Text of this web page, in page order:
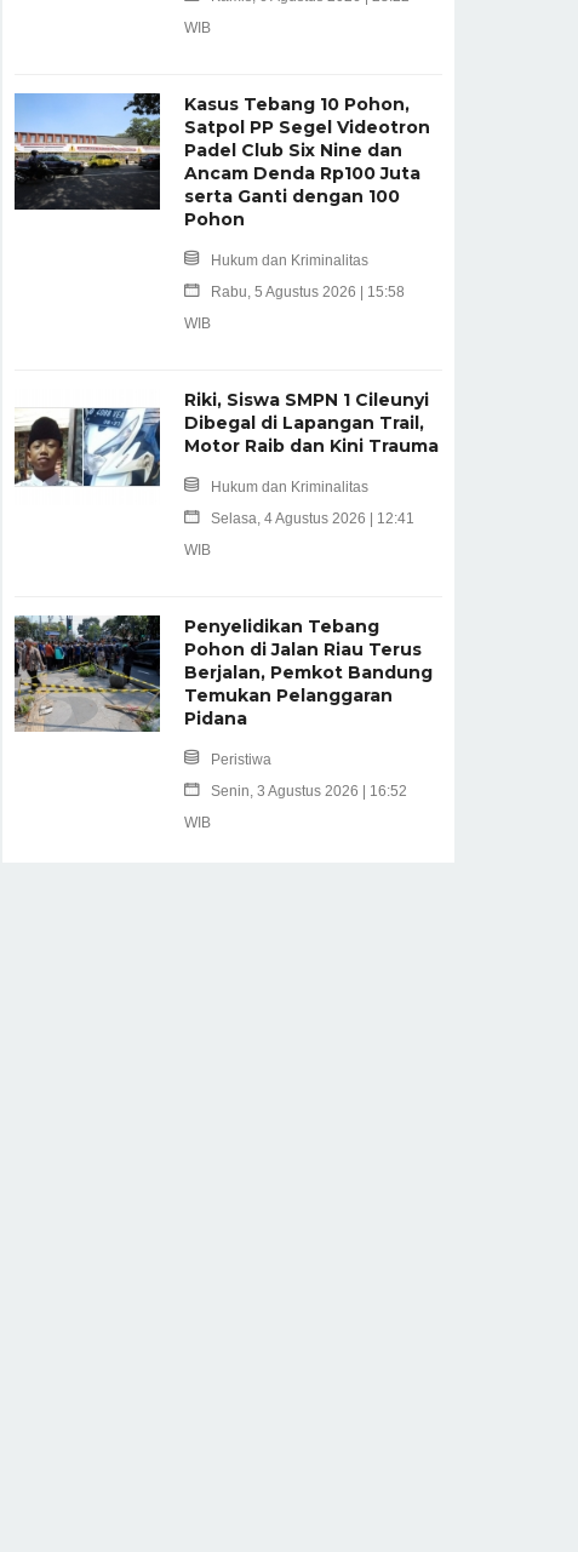
WIB
Kasus Tebang 10 Pohon,
Satpol PP Segel Videotron
Padel Club Six Nine dan
Ancam Denda Rp100 Juta
serta Ganti dengan 100
Pohon
Hukum dan Kriminalitas
Rabu, 5 Agustus 2026 | 15:58
WIB
Riki, Siswa SMPN 1 Cileunyi
Dibegal di Lapangan Trail,
Motor Raib dan Kini Trauma
Hukum dan Kriminalitas
Selasa, 4 Agustus 2026 | 12:41
WIB
Penyelidikan Tebang
Pohon di Jalan Riau Terus
Berjalan, Pemkot Bandung
Temukan Pelanggaran
Pidana
Peristiwa
Senin, 3 Agustus 2026 | 16:52
WIB